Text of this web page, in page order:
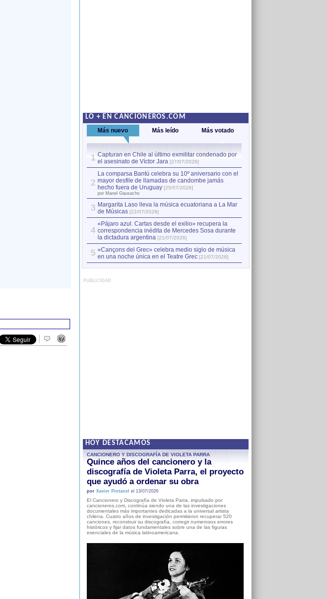
LO + EN CANCIONEROS.COM
Más nuevo Más leído Más votado
1 Capturan en Chile al último exmilitar condenado por
el asesinato de Víctor Jara [27/07/2026]
2
La comparsa Bantú celebra su 10º aniversario con el
mayor desfile de llamadas de candombe jamás
hecho fuera de Uruguay [25/07/2026]
por Manel Gausachs
3 Margarita Laso lleva la música ecuatoriana a La Mar
de Músicas [22/07/2026]
4
«Pájaro azul. Cartas desde el exilio» recupera la
correspondencia inédita de Mercedes Sosa durante
la dictadura argentina [21/07/2026]
5 «Cançons del Grec» celebra medio siglo de música
en una noche única en el Teatre Grec [21/07/2026]
PUBLICIDAD
HOY DESTACAMOS
CANCIONERO Y DISCOGRAFÍA DE VIOLETA PARRA
Quince años del cancionero y la
discografía de Violeta Parra, el proyecto
que ayudó a ordenar su obra
por Xavier Pintanel el 13/07/2026
El Cancionero y Discografía de Violeta Parra, impulsado por
cancioneros.com, continúa siendo una de las investigaciones
documentales más importantes dedicadas a la universal artista
chilena. Cuatro años de investigación permitieron recuperar 520
canciones, reconstruir su discografía, corregir numerosos errores
históricos y fijar datos fundamentales sobre una de las figuras
esenciales de la música latinoamericana.